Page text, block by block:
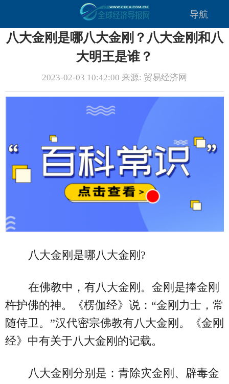
导航
八大金刚是哪八大金刚？八大金刚和八
大明王是谁？
2023-02-03 10:42:00 来源: 贸易经济网
八大金刚是哪八大金刚?
在佛教中，有八大金刚。金刚是捧金刚
杵护佛的神。《楞伽经》说：“金刚力士，常
随侍卫。”汉代密宗佛教有八大金刚。《金刚
经》中有关于八大金刚的记载。
八大金刚分别是：青除灾金刚、辟毒金